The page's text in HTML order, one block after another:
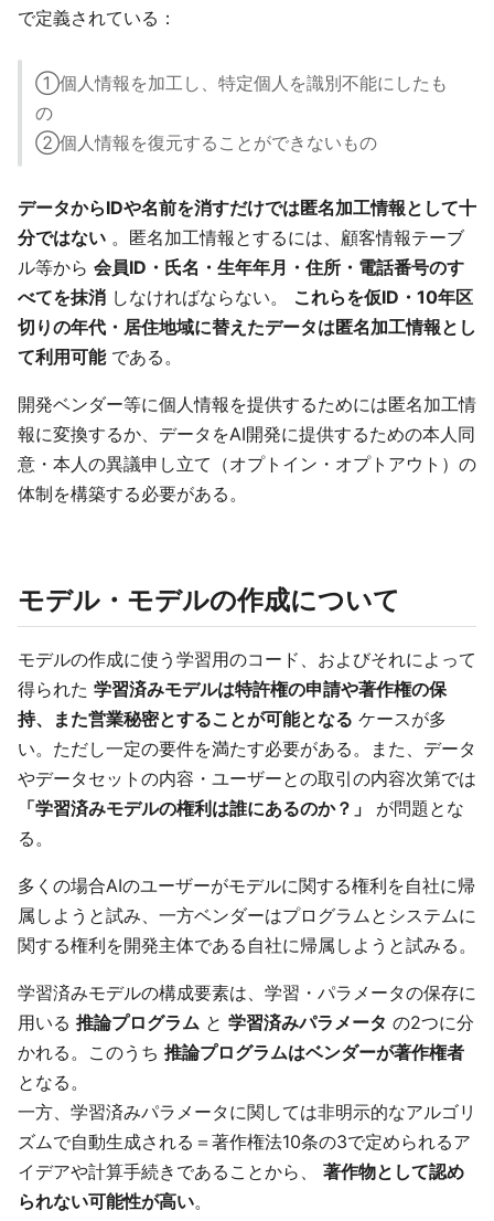
で定義されている：
①個人情報を加工し、特定個人を識別不能にしたも
の
②個人情報を復元することができないもの
データからIDや名前を消すだけでは匿名加工情報として十
分ではない 。匿名加工情報とするには、顧客情報テーブ
ル等から 会員ID・氏名・生年年月・住所・電話番号のす
べてを抹消 しなければならない。 これらを仮ID・10年区
切りの年代・居住地域に替えたデータは匿名加工情報とし
て利用可能である。
開発ベンダー等に個人情報を提供するためには匿名加工情
報に変換するか、データをAI開発に提供するための本人同
意・本人の異議申し立て（オプトイン・オプトアウト）の
体制を構築する必要がある。
モデル・モデルの作成について
モデルの作成に使う学習用のコード、およびそれによって
得られた 学習済みモデルは特許権の申請や著作権の保
持、また営業秘密とすることが可能となる ケースが多
い。ただし一定の要件を満たす必要がある。また、データ
やデータセットの内容・ユーザーとの取引の内容次第では
「学習済みモデルの権利は誰にあるのか？」
が問題とな
る。
多くの場合AIのユーザーがモデルに関する権利を自社に帰
属しようと試み、一方ベンダーはプログラムとシステムに
関する権利を開発主体である自社に帰属しようと試みる。
学習済みモデルの構成要素は、学習・パラメータの保存に
用いる 推論プログラム と 学習済みパラメータ の2つに分
かれる。このうち 推論プログラムはベンダーが著作権者
となる。
一方、学習済みパラメータに関しては非明示的なアルゴリ
ズムで自動生成される＝著作権法10条の3で定められるア
イデアや計算手続きであることから、 著作物として認め
られない可能性が高い。